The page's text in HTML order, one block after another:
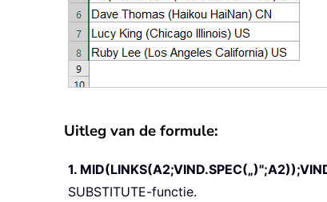
Uitleg van de formule:
1.
SUBSTITUTE-functie.